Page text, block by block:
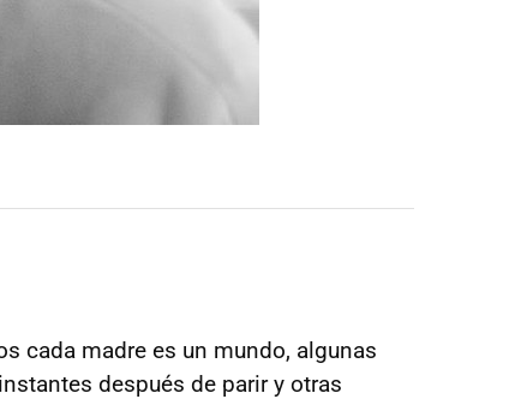
cada madre es un mundo, algunas
después de parir y otras